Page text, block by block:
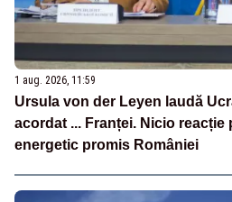
1 aug. 2026, 11:59
Ursula von der Leyen laudă
acordat ... Franței. Nicio reacție
energetic promis României